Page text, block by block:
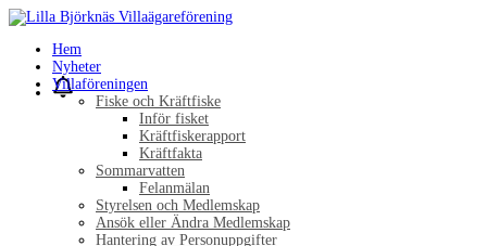
Hem
Nyheter
Villaföreningen
Fiske och Kräftfiske
Inför fisket
Kräftfiskerapport
Kräftfakta
Sommarvatten
Felanmälan
Styrelsen och Medlemskap
Ansök eller Ändra Medlemskap
Hantering av Personuppgifter